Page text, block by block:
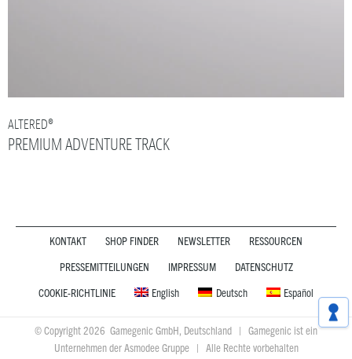
ALTERED®
PREMIUM ADVENTURE TRACK
KONTAKT SHOP FINDER NEWSLETTER
RESSOURCEN
PRESSEMITTEILUNGEN
IMPRESSUM
DATENSCHUTZ
COOKIE-RICHTLINIE
English Deutsch Español
© Copyright 2026 Gamegenic GmbH, Deutschland | Gamegenic ist ein
Unternehmen der Asmodee Gruppe | Alle Rechte vorbehalten